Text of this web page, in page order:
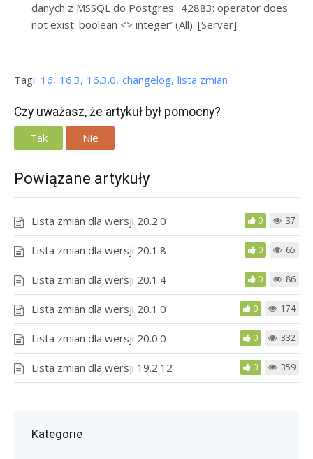
danych z MSSQL do Postgres: '42883: operator does
not exist: boolean <> integer’ (All). [Server]
Tagi: 16 16.3 16.3.0 changelog lista zmian
Czy uważasz, że artykuł był pomocny?
Tak
Nie
Powiązane artykuły
Lista zmian dla wersji 20.2.0 0 37
Lista zmian dla wersji 20.1.8 0 65
Lista zmian dla wersji 20.1.4 0 86
Lista zmian dla wersji 20.1.0 0 174
Lista zmian dla wersji 20.0.0 0 332
Lista zmian dla wersji 19.2.12 0 359
Kategorie